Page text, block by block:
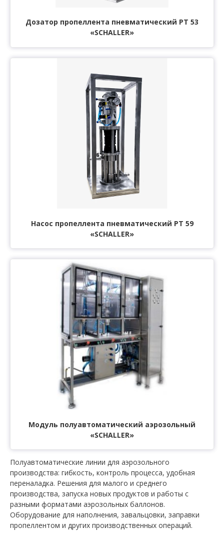
Дозатор пропеллента пневматический РТ 53
«SCHALLER»
Насос пропеллента пневматический РТ 59
«SCHALLER»
Модуль полуавтоматический аэрозольный
«SCHALLER»
Полуавтоматические линии для аэрозольного
производства: гибкость, контроль процесса, удобная
переналадка. Решения для малого и среднего
производства, запуска новых продуктов и работы с
разными форматами аэрозольных баллонов.
Оборудование для наполнения, завальцовки, заправки
пропеллентом и других производственных операций.